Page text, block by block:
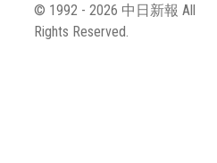
© 1992 - 2026 中日新報 All
Rights Reserved.